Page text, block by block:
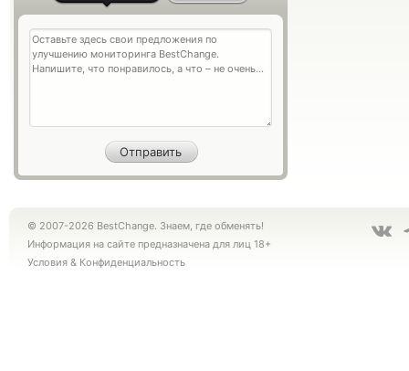
© 2007-2026 BestChange. Знаем, где обменять!
Информация на сайте предназначена для лиц 18+
Условия & Конфиденциальность